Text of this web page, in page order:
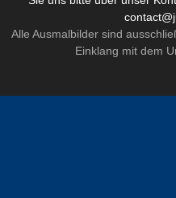
Alle Ausmalbilder sind
Einklang mit dem